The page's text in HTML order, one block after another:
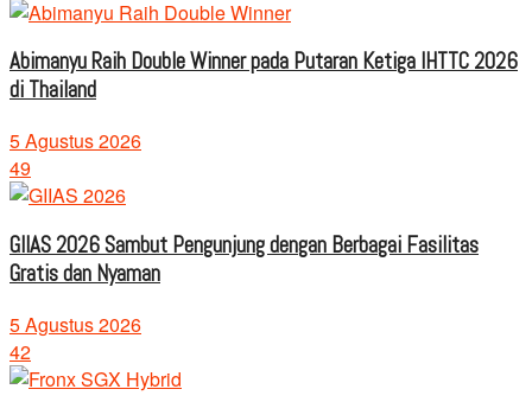
Abimanyu Raih Double Winner pada Putaran Ketiga IHTTC 2026
di Thailand
5 Agustus 2026
49
GIIAS 2026 Sambut Pengunjung dengan Berbagai Fasilitas
Gratis dan Nyaman
5 Agustus 2026
42